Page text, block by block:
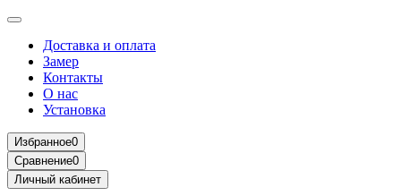
Доставка и оплата
Замер
Контакты
О нас
Установка
Избранное0
Сравнение0
Личный кабинет